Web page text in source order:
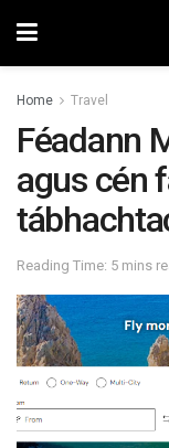
Home Travel
Féadann
agus cén
Reading Time: 5 mins